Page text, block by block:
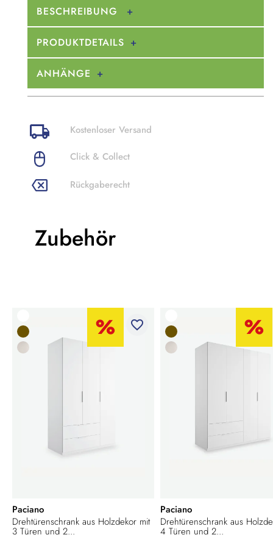
BESCHREIBUNG
PRODUKTDETAILS
ANHÄNGE
Kostenloser Versand
Click & Collect
Rückgaberecht
Zubehör
favorite_border
Paciano
Drehtürenschrank aus Holzdekor mit
3 Türen und 2...
Paciano
Drehtürenschrank aus
4 Türen und 2...